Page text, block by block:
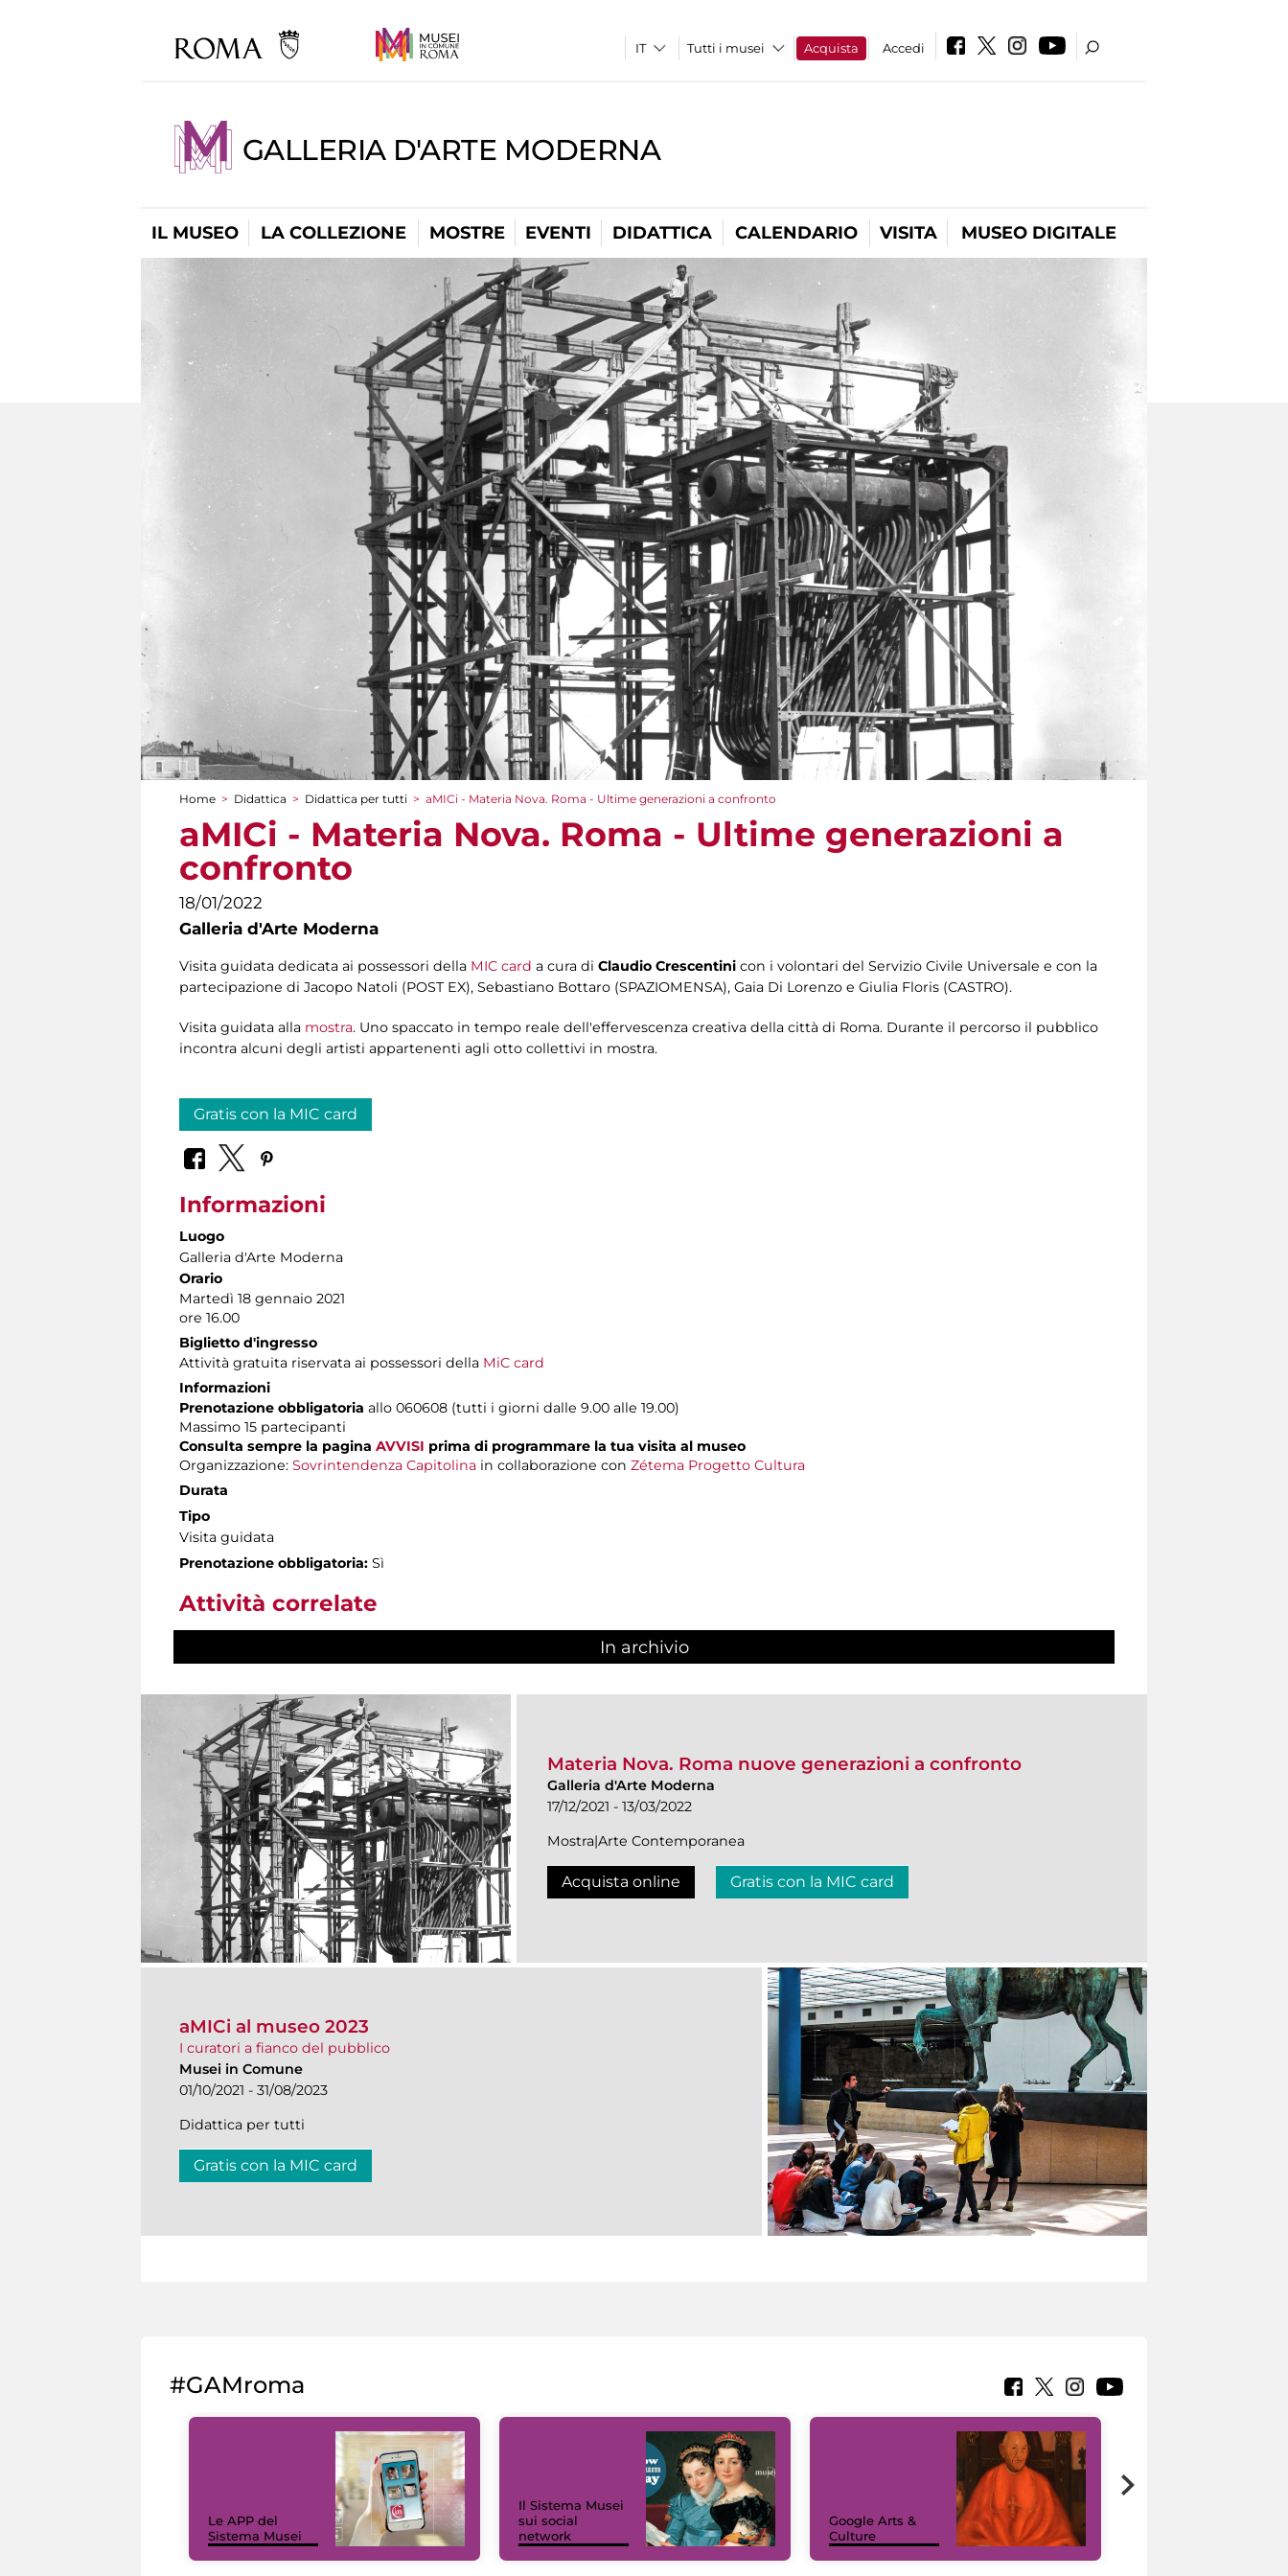
Tutti i musei Acquista Accedi
GALLERIA D'ARTE MODERNA
IL MUSEO LA COLLEZIONE MOSTRE EVENTI DIDATTICA CALENDARIO VISITA MUSEO DIGITALE
Tu sei qui
Home > Didattica > Didattica per tutti > aMICi - Materia Nova. Roma - Ultime generazioni a confronto
aMICi - Materia Nova. Roma - Ultime generazioni a
confronto
18/01/2022
Galleria d'Arte Moderna
Visita guidata dedicata ai possessori della MIC card a cura di Claudio Crescentini con i volontari del Servizio Civile Universale e con la
partecipazione di Jacopo Natoli (POST EX), Sebastiano Bottaro (SPAZIOMENSA), Gaia Di Lorenzo e Giulia Floris (CASTRO).
Visita guidata alla mostra. Uno spaccato in tempo reale dell'effervescenza creativa della città di Roma. Durante il percorso il pubblico
incontra alcuni degli artisti appartenenti agli otto collettivi in mostra.
Gratis con la MIC card
Informazioni
Luogo
Galleria d'Arte Moderna
Orario
Martedì 18 gennaio 2021
ore 16.00
Biglietto d'ingresso
Attività gratuita riservata ai possessori della MiC card
Informazioni
Prenotazione obbligatoria allo 060608 (tutti i giorni dalle 9.00 alle 19.00)
Massimo 15 partecipanti
Consulta sempre la pagina AVVISI prima di programmare la tua visita al museo
Organizzazione: Sovrintendenza Capitolina in collaborazione con Zétema Progetto Cultura
Durata
Tipo
Visita guidata
Prenotazione obbligatoria: Sì
Attività correlate
In archivio
Materia Nova. Roma nuove generazioni a confronto
Galleria d'Arte Moderna
17/12/2021 - 13/03/2022
Mostra|Arte Contemporanea
Acquista online Gratis con la MIC card
aMICi al museo 2023
I curatori a fianco del pubblico
Musei in Comune
01/10/2021 - 31/08/2023
Didattica per tutti
Gratis con la MIC card
#GAMroma
Le APP del
Sistema Musei
Il Sistema Musei
sui social
network
Google Arts &
Culture